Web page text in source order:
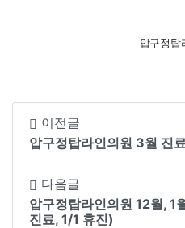
-압구정탑
이전글
압구정탑라인의원 3월 진
다음글
압구정탑라인의원 12월, 1
진료, 1/1 휴진)